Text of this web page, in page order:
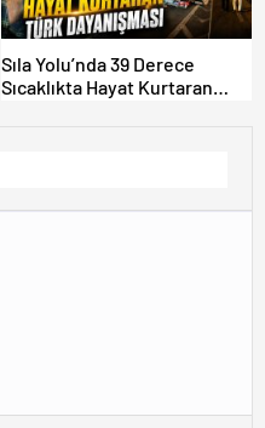
Sıla Yolu’nda 39 Derece
Sıcaklıkta Hayat Kurtaran